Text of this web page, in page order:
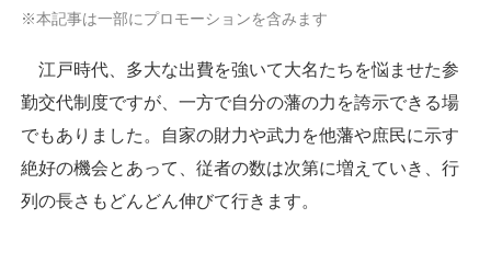
※本記事は一部にプロモーションを含みます
江戸時代、多大な出費を強いて大名たちを悩ませた参
勤交代制度ですが、一方で自分の藩の力を誇示できる場
でもありました。自家の財力や武力を他藩や庶民に示す
絶好の機会とあって、従者の数は次第に増えていき、行
列の長さもどんどん伸びて行きます。